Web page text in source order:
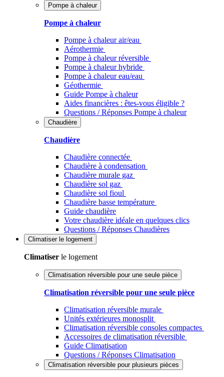
Pompe à chaleur
Pompe à chaleur
Pompe à chaleur air/eau
Aérothermie
Pompe à chaleur réversible
Pompe à chaleur hybride
Pompe à chaleur​ eau/eau
Géothermie
Guide Pompe à chaleur
Aides financières : êtes-vous éligible ?
Questions / Réponses Pompe à chaleur
Chaudière
Chaudière
Chaudière connectée
Chaudière à condensation
Chaudière murale gaz
Chaudière sol gaz
Chaudière sol fioul
Chaudière basse température
Guide chaudière
Votre chaudière idéale en quelques clics
Questions / Réponses Chaudières
Climatiser le logement
Climatiser le logement
Climatisation réversible pour une seule pièce
Climatisation réversible pour une seule pièce
Climatisation réversible murale
Unités extérieures monosplit
Climatisation réversible consoles compactes
Accessoires de climatisation réversible
Guide Climatisation
Questions / Réponses Climatisation
Climatisation réversible pour plusieurs pièces